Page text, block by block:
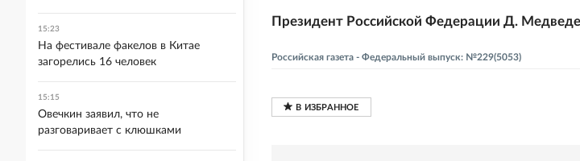
Президент Российской Федерации Д.
Российская газета - Федеральный выпуск: №229(5053)
15:23
На фестивале факелов в Китае
загорелись 16 человек
15:15
Овечкин заявил, что не
разговаривает с клюшками